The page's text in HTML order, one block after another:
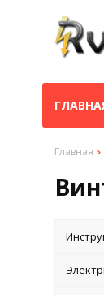
Главная